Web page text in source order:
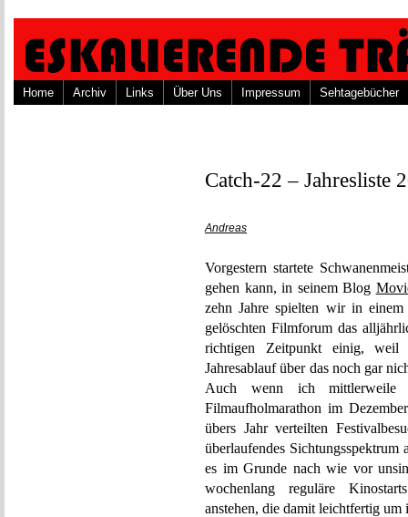
Home Archiv Links Über Uns Impressum Sehtagebücher
Catch-22 – Jahresliste
Andreas
Vorgestern startete
gehen kann, in seinem Blog
zehn Jahre spielten wir in einem
gelöschten Filmforum das
richtigen Zeitpunkt einig,
Jahresablauf über das noch gar
Auch wenn ich mittlerweile
Filmaufholmarathon im
übers Jahr verteilten
überlaufendes Sichtungsspektrum
es im Grunde nach wie vor
wochenlang reguläre
anstehen, die damit leichtfertig